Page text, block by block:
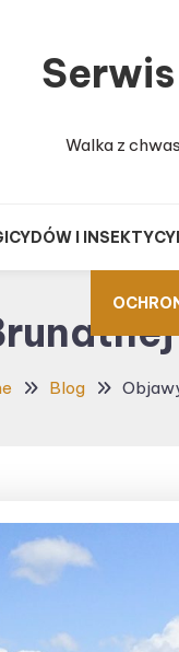
Walka z
I
Blog